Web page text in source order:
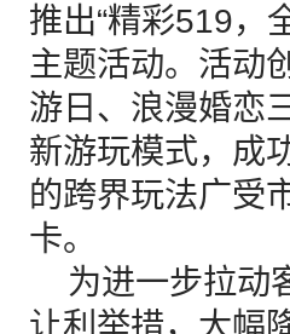
推出“精彩519，
主题活动。活动
游日、浪漫婚恋
新游玩模式，成
的跨界玩法广受
卡。
为进一步拉动
让利举措，大幅